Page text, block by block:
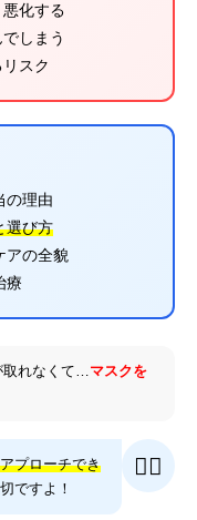
化する
しまう
スク
の理由
選び方
アの全貌
療
取れなくて…マスクを
👩‍⚕️
プローチでき
ですよ！